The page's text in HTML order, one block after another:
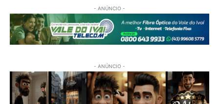
- ANÚNCIO -
- ANÚNCIO -